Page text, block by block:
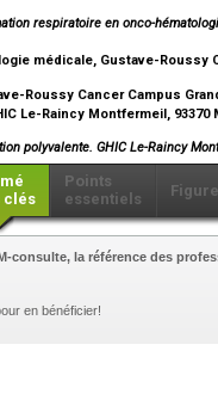
respiratoire en onco-
médicale, Gustave-Roussy
Roussy Cancer Campus
Le-Raincy Montfermeil, 93370
polyvalente. GHIC Le-Raincy
clés
Points
essentiels
consulte, la référence des
en bénéficier!